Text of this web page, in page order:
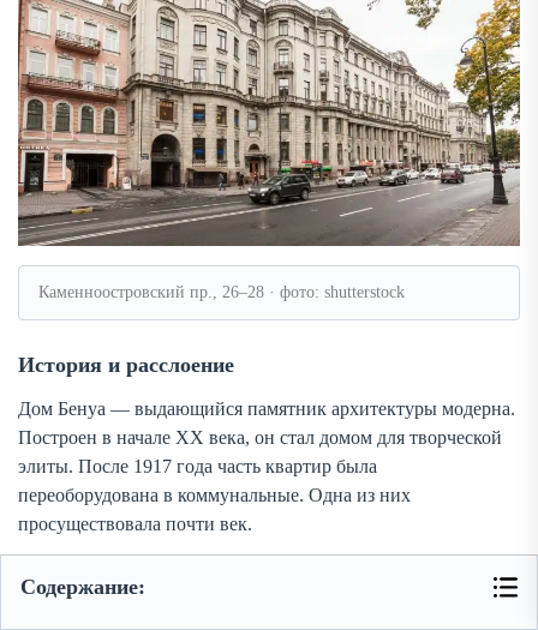
Содержание:
Каменноостровский пр., 26–28 · фото: shutterstock
История и расслоение
Дом Бенуа — выдающийся памятник архитектуры модерна.
Построен в начале XX века, он стал домом для творческой
элиты. После 1917 года часть квартир была
переоборудована в коммунальные. Одна из них
просуществовала почти век.
Maps.